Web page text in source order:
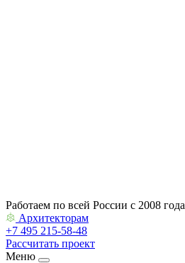
Работаем по всей России с 2008 года
Архитекторам
+7 495 215-58-48
Рассчитать проект
Меню